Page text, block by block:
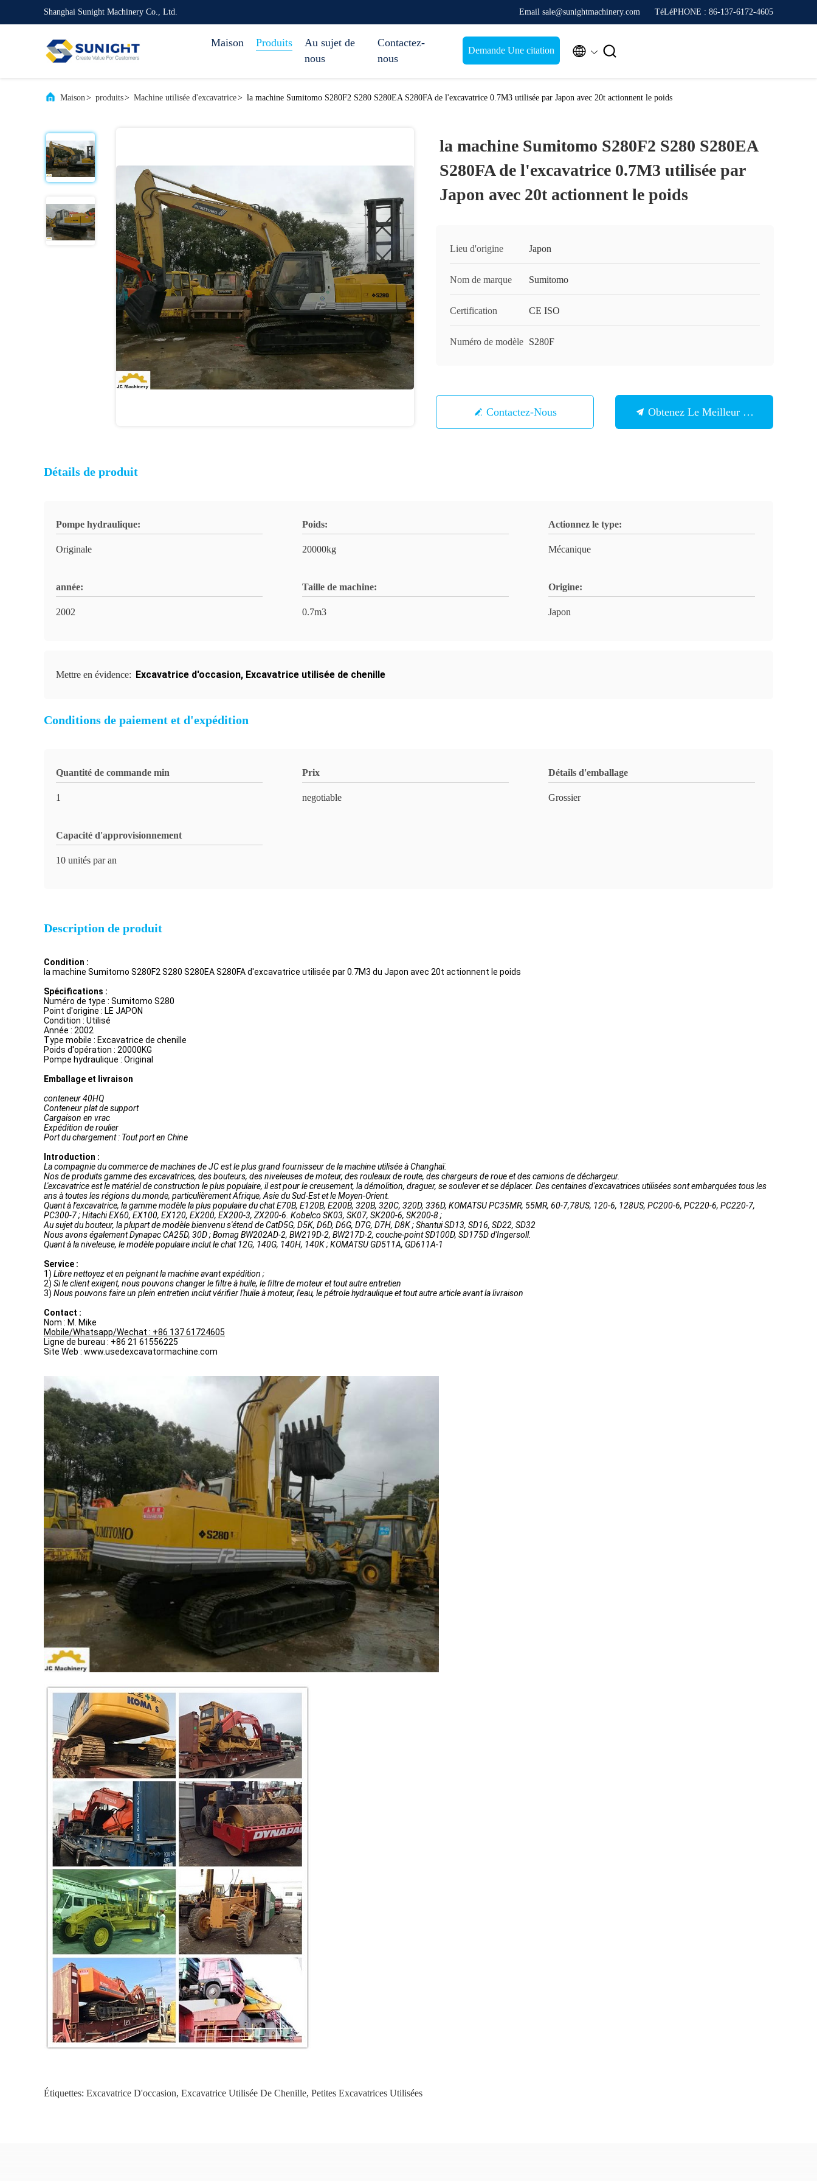
Shanghai Sunight Machinery Co., Ltd. Email sale@sunightmachinery.com TéLéPHONE : 86-137-6172-4605
Maison Produits
Au sujet de
nous
Contactez-
nous
Demande Une citation  
Maison> produits> Machine utilisée d'excavatrice> la machine Sumitomo S280F2 S280 S280EA S280FA de l'excavatrice 0.7M3 utilisée par Japon avec 20t actionnent le poids
la machine Sumitomo S280F2 S280 S280EA
S280FA de l'excavatrice 0.7M3 utilisée par
Japon avec 20t actionnent le poids
Lieu d'origine Japon
Nom de marque Sumitomo
Certification CE ISO
Numéro de modèle S280F
Contactez-Nous Obtenez Le Meilleur Prix
Détails de produit
Pompe hydraulique:
Originale
Poids:
20000kg
Actionnez le type:
Mécanique
année:
2002
Taille de machine:
0.7m3
Origine:
Japon
Mettre en évidence: Excavatrice d'occasion, Excavatrice utilisée de chenille
Conditions de paiement et d'expédition
Quantité de commande min
1
Prix
negotiable
Détails d'emballage
Grossier
Capacité d'approvisionnement
10 unités par an
Description de produit
Condition :
la machine Sumitomo S280F2 S280 S280EA S280FA d'excavatrice utilisée par 0.7M3 du Japon avec 20t actionnent le poids
Spécifications :
Numéro de type : Sumitomo S280
Point d'origine : LE JAPON
Condition : Utilisé
Année : 2002
Type mobile : Excavatrice de chenille
Poids d'opération : 20000KG
Pompe hydraulique : Original
Emballage et livraison
conteneur 40HQ
Conteneur plat de support
Cargaison en vrac
Expédition de roulier
Port du chargement : Tout port en Chine
Introduction :
La compagnie du commerce de machines de JC est le plus grand fournisseur de la machine utilisée à Changhaï.
Nos de produits gamme des excavatrices, des bouteurs, des niveleuses de moteur, des rouleaux de route, des chargeurs de roue et des camions de déchargeur.
L'excavatrice est le matériel de construction le plus populaire, il est pour le creusement, la démolition, draguer, se soulever et se déplacer. Des centaines d'excavatrices utilisées sont embarquées tous les
ans à toutes les régions du monde, particulièrement Afrique, Asie du Sud-Est et le Moyen-Orient.
Quant à l'excavatrice, la gamme modèle la plus populaire du chat E70B, E120B, E200B, 320B, 320C, 320D, 336D, KOMATSU PC35MR, 55MR, 60-7,78US, 120-6, 128US, PC200-6, PC220-6, PC220-7,
PC300-7 ; Hitachi EX60, EX100, EX120, EX200, EX200-3, ZX200-6. Kobelco SK03, SK07, SK200-6, SK200-8 ;
Au sujet du bouteur, la plupart de modèle bienvenu s'étend de CatD5G, D5K, D6D, D6G, D7G, D7H, D8K ; Shantui SD13, SD16, SD22, SD32
Nous avons également Dynapac CA25D, 30D ; Bomag BW202AD-2, BW219D-2, BW217D-2, couche-point SD100D, SD175D d'Ingersoll.
Quant à la niveleuse, le modèle populaire inclut le chat 12G, 140G, 140H, 140K ; KOMATSU GD511A, GD611A-1
Service :
1) Libre nettoyez et en peignant la machine avant expédition ;
2) Si le client exigent, nous pouvons changer le filtre à huile, le filtre de moteur et tout autre entretien
3) Nous pouvons faire un plein entretien inclut vérifier l'huile à moteur, l'eau, le pétrole hydraulique et tout autre article avant la livraison
Contact :
Nom : M. Mike
Mobile/Whatsapp/Wechat : +86 137 61724605
Ligne de bureau : +86 21 61556225
Site Web : www.usedexcavatormachine.com
Étiquettes: Excavatrice D'occasion, Excavatrice Utilisée De Chenille, Petites Excavatrices Utilisées